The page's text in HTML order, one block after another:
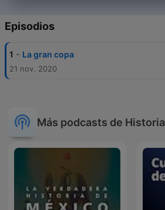
Episodios
1 - La gran copa
21 nov. 2020
Más podcasts de Historia